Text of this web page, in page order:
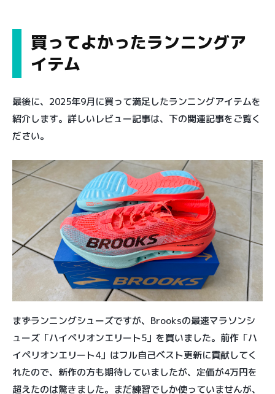
買ってよかったランニングア
イテム
最後に、2025年9月に買って満足したランニングアイテムを
紹介します。詳しいレビュー記事は、下の関連記事をご覧く
ださい。
まずランニングシューズですが、Brooksの最速マラソンシ
ューズ「ハイペリオンエリート5」を買いました。前作「ハ
イペリオンエリート4」はフル自己ベスト更新に貢献してく
れたので、新作の方も期待していましたが、定価が4万円を
超えたのは驚きました。まだ練習でしか使っていませんが、